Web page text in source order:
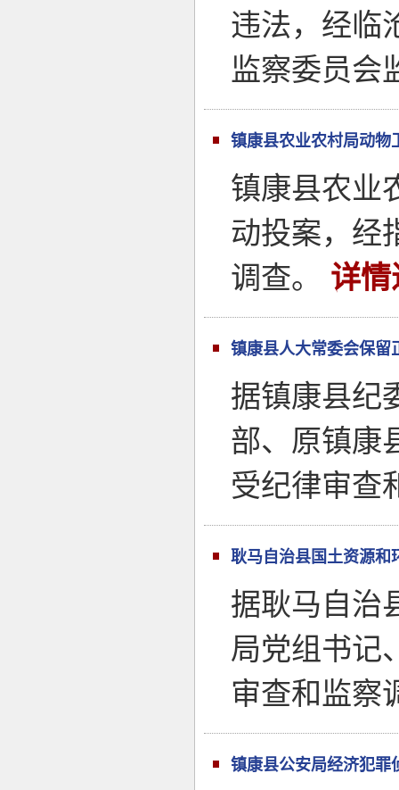
违法，经临
监察委员会
镇康县农业农村局动物
镇康县农业
动投案，经
调查。
详情
镇康县人大常委会保留
据镇康县纪
部、原镇康
受纪律审查
耿马自治县国土资源和
据耿马自治
局党组书记
审查和监察
镇康县公安局经济犯罪